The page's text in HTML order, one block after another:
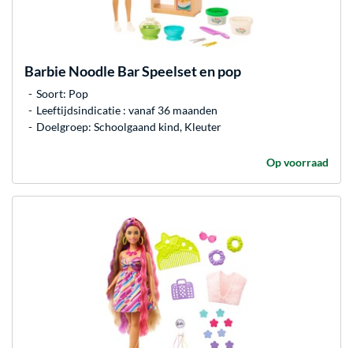
Barbie Noodle Bar Speelset en pop
Soort: Pop
Leeftijdsindicatie : vanaf 36 maanden
Doelgroep: Schoolgaand kind, Kleuter
Op voorraad